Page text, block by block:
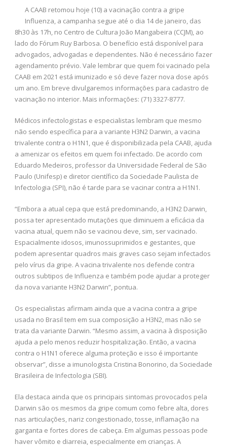
A CAAB retomou hoje (10) a vacinação contra a gripe
Influenza, a campanha segue até o dia 14 de janeiro, das
8h30 às 17h, no Centro de Cultura João Mangabeira (CCJM), ao
lado do Fórum Ruy Barbosa. O benefício está disponível para
advogados, advogadas e dependentes. Não é necessário fazer
agendamento prévio. Vale lembrar que quem foi vacinado pela
CAAB em 2021 está imunizado e só deve fazer nova dose após
um ano. Em breve divulgaremos informações para cadastro de
vacinação no interior. Mais informações: (71) 3327-8777.
Médicos infectologistas e especialistas lembram que mesmo
não sendo específica para a variante H3N2 Darwin, a vacina
trivalente contra o H1N1, que é disponibilizada pela CAAB, ajuda
a amenizar os efeitos em quem foi infectado. De acordo com
Eduardo Medeiros, professor da Universidade Federal de São
Paulo (Unifesp) e diretor científico da Sociedade Paulista de
Infectologia (SPI), não é tarde para se vacinar contra a H1N1.
“Embora a atual cepa que está predominando, a H3N2 Darwin,
possa ter apresentado mutações que diminuem a eficácia da
vacina atual, quem não se vacinou deve, sim, ser vacinado.
Espacialmente idosos, imunossuprimidos e gestantes, que
podem apresentar quadros mais graves caso sejam infectados
pelo vírus da gripe. A vacina trivalente nos defende contra
outros subtipos de Influenza e também pode ajudar a proteger
da nova variante H3N2 Darwin”, pontua.
Os especialistas afirmam ainda que a vacina contra a gripe
usada no Brasil tem em sua composição a H3N2, mas não se
trata da variante Darwin. “Mesmo assim, a vacina à disposição
ajuda a pelo menos reduzir hospitalização. Então, a vacina
contra o H1N1 oferece alguma proteção e isso é importante
observar”, disse a imunologista Cristina Bonorino, da Sociedade
Brasileira de Infectologia (SBI).
Ela destaca ainda que os principais sintomas provocados pela
Darwin são os mesmos da gripe comum como febre alta, dores
nas articulações, nariz congestionado, tosse, inflamação na
garganta e fortes dores de cabeça. Em algumas pessoas pode
haver vômito e diarreia, especialmente em crianças. A